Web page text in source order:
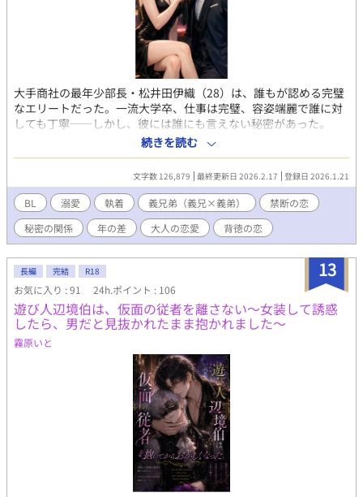
大手商社の最年少部長・松井田伊織（28）は、誰もが認める完璧
なエリートだった。一流大学卒、仕事は完璧、容姿端麗で誰に対
しても丁寧――しかし、彼には誰にも言えない秘密があった。
「女性を抱けない」 今までの恋人とは、全て最後の段階で身体が
反応せず破局。特に1年交際した元カノ・綾との別れは辛かった。
医者からは「器質的問題なし、心因性勃起障害」と診断された
が、原因は不明。「このまま一生、誰も抱けないのか」という絶
望を抱えていた。 破局から三日後、職場の飲み会を断って一人で
バーへ。隣の席に座った美女「ちか」に、生まれて初めて身体が
激しく反応した。胸元の大きく開いたワンピース、低くハスキー
な声、どこか義弟に似た雰囲気――。 酔った勢いで弱みを曝け出
すと、「試してみます？」と誘われ、運命的な一夜を過ごす。何
度も絶頂を迎え、28歳にして初めて童貞を捨てた――。 しかし翌
朝、シャワーから出てきたのは義弟の千景だった。 「兄さんが女
を抱けるようになるまで、僕が治してあげる」 女装した義弟の甘
い誘惑に、伊織は抗えない。週に二回の密会、激しい夜、募る執
着――完璧を装ってきた男が、不完全な愛に溺れていく。 禁断の
関係の先に待つものは、破滅か、それとも――？
続きを読む
文字数 126,879 最終更新日 2026.2.17 登録日 2026.1.21
BL 溺愛 執着 義兄弟（義兄×義弟）
禁断の恋
秘密の関係
年の差 大人の恋愛 背徳の恋
13
長編 完結 R18
お気に入り : 91 24h.ポイント : 106
遊び人辺境伯は、仮面の従者を離さない～女装して誘惑
したら、男だと見抜かれたまま抱かれました～
霧原いと